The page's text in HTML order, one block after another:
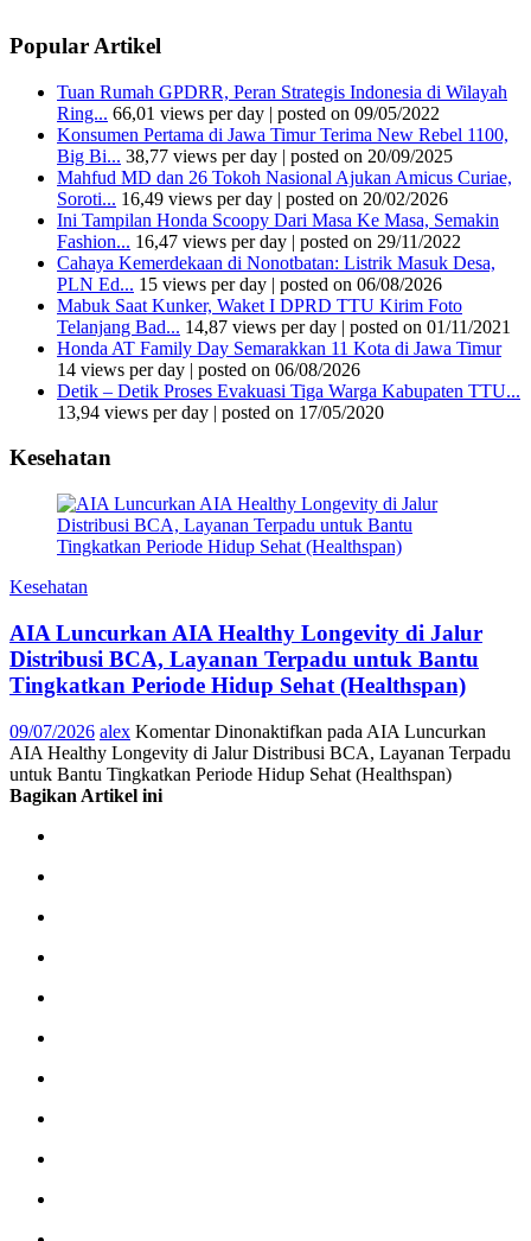
Popular Artikel
Tuan Rumah GPDRR, Peran Strategis Indonesia di Wilayah
Ring... 66,01 views per day | posted on 09/05/2022
Konsumen Pertama di Jawa Timur Terima New Rebel 1100,
Big Bi... 38,77 views per day | posted on 20/09/2025
Mahfud MD dan 26 Tokoh Nasional Ajukan Amicus Curiae,
Soroti... 16,49 views per day | posted on 20/02/2026
Ini Tampilan Honda Scoopy Dari Masa Ke Masa, Semakin
Fashion... 16,47 views per day | posted on 29/11/2022
Cahaya Kemerdekaan di Nonotbatan: Listrik Masuk Desa,
PLN Ed... 15 views per day | posted on 06/08/2026
Mabuk Saat Kunker, Waket I DPRD TTU Kirim Foto
Telanjang Bad... 14,87 views per day | posted on 01/11/2021
Honda AT Family Day Semarakkan 11 Kota di Jawa Timur
14 views per day | posted on 06/08/2026
Detik – Detik Proses Evakuasi Tiga Warga Kabupaten TTU...
13,94 views per day | posted on 17/05/2020
Kesehatan
Kesehatan
AIA Luncurkan AIA Healthy Longevity di Jalur
Distribusi BCA, Layanan Terpadu untuk Bantu
Tingkatkan Periode Hidup Sehat (Healthspan)
09/07/2026 alex Komentar Dinonaktifkan pada AIA Luncurkan
AIA Healthy Longevity di Jalur Distribusi BCA, Layanan Terpadu
untuk Bantu Tingkatkan Periode Hidup Sehat (Healthspan)
Bagikan Artikel ini